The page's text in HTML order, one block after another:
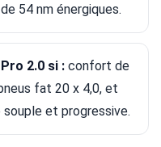
54 nm énergiques.
2.0 si : confort de
fat 20 x 4,0, et
et progressive.